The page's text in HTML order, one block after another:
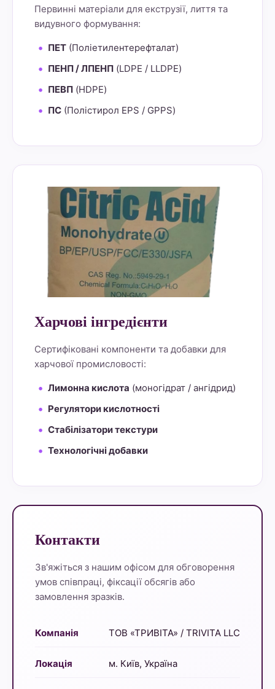
Первинні матеріали для екструзії, лиття та
видувного формування:
ПЕТ (Поліетилентерефталат)
ПЕНП / ЛПЕНП (LDPE / LLDPE)
ПЕВП (HDPE)
ПС (Полістирол EPS / GPPS)
Харчові інгредієнти
Сертифіковані компоненти та добавки для
харчової промисловості:
Лимонна кислота (моногідрат / ангідрид)
Регулятори кислотності
Стабілізатори текстури
Технологічні добавки
Контакти
Зв'яжіться з нашим офісом для обговорення
умов співпраці, фіксації обсягів або
замовлення зразків.
Компанія ТОВ «ТРИВІТА» / TRIVITA LLC
Локація м. Київ, Україна